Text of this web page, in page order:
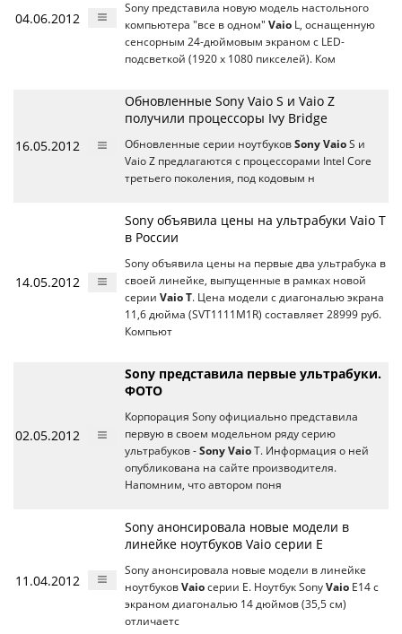
04.06.2012
Sony представила новую модель настольного
компьютера "все в одном" Vaio L, оснащенную
сенсорным 24-дюймовым экраном с LED-
подсветкой (1920 x 1080 пикселей). Ком
16.05.2012
Обновленные Sony Vaio S и Vaio Z
получили процессоры Ivy Bridge
Обновленные серии ноутбуков Sony Vaio S и
Vaio Z предлагаются с процессорами Intel Core
третьего поколения, под кодовым н
14.05.2012
Sony объявила цены на ультрабуки Vaio T
в России
Sony объявила цены на первые два ультрабука в
своей линейке, выпущенные в рамках новой
серии Vaio T. Цена модели с диагональю экрана
11,6 дюйма (SVT1111M1R) составляет 28999 руб.
Компьют
02.05.2012
Sony представила первые ультрабуки.
ФОТО
Корпорация Sony официально представила
первую в своем модельном ряду серию
ультрабуков - Sony Vaio T. Информация о ней
опубликована на сайте производителя.
Напомним, что автором поня
11.04.2012
Sony анонсировала новые модели в
линейке ноутбуков Vaio серии E
Sony анонсировала новые модели в линейке
ноутбуков Vaio серии E. Ноутбук Sony Vaio E14 с
экраном диагональю 14 дюймов (35,5 см)
отличаетс